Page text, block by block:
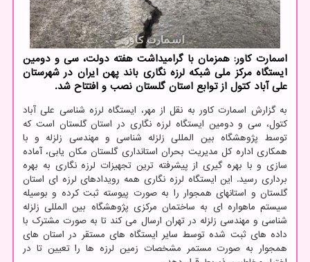
اسمارت كاور: همزمان با گرامیداشت هفته دولت، سی و دومین
ایستگاه مركز ملی شبكه لرزه نگاری باند پهن ایران در شهرستان
علی آباد كتول از توابع استان گلستان نصب و افتتاح شد.
به گزارش اسمارت کاور به نقل از مهر، ایستگاه لرزه شناسی علی آباد
کتول، سی و دومین ایستگاه لرزه نگاری در استان گلستان است که
توسط پژوهشگاه بین المللی زلزله شناسی و مهندسی زلزله و با
همکاری اداره کل مدیریت بحران استانداری گلستان مکان یابی، آماده
سازی و با بهره گیری از پیشرفته ترین تجهیزات لرزه نگاری به بهره
برداری رسید. این ایستگاه لرزه نگاری همه رویدادهای لرزه ای استان
گلستان و استانهای همجوار را به صورت پیوسته ثبت کرده و بوسیله
سیستم ماهواره ای به ساختمان مرکزی پژوهشگاه بین المللی زلزله
شناسی و مهندسی زلزله در تهران ارسال می کند تا به صورت مشترک با
داده های ثبت شده توسط سایر ایستگاه های مستقر در استان های
همجوار به صورت مستمر مشخصات زمین لرزه ها را تعیین تا در